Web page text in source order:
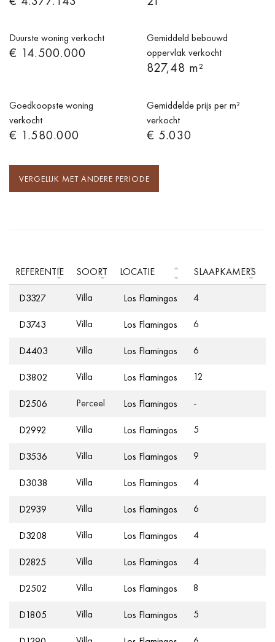
Duurste woning verkocht
€ 14.500.000
Gemiddeld bebouwd
oppervlak verkocht
827,48 m²
Goedkoopste woning
verkocht
€ 1.580.000
Gemiddelde prijs per m²
verkocht
€ 5.030
VERGELIJK MET ANDERE PERIODE
REFERENTIE SOORT LOCATIE SLAAPKAMERS
D3327 Villa Los Flamingos 4
D3743 Villa Los Flamingos 6
D4403 Villa Los Flamingos 6
D3802 Villa Los Flamingos 12
D2506 Perceel Los Flamingos -
D2992 Villa Los Flamingos 5
D3536 Villa Los Flamingos 9
D3038 Villa Los Flamingos 4
D2939 Villa Los Flamingos 6
D3208 Villa Los Flamingos 4
D2825 Villa Los Flamingos 4
D2502 Villa Los Flamingos 8
D1805 Villa Los Flamingos 5